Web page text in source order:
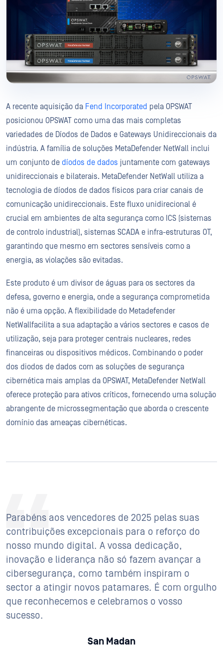
A recente aquisição da Fend Incorporated pela OPSWAT
posicionou OPSWAT como uma das mais completas
variedades de Díodos de Dados e Gateways Unidireccionais da
indústria. A família de soluções MetaDefender NetWall inclui
um conjunto de díodos de dados juntamente com gateways
unidireccionais e bilaterais. MetaDefender NetWall utiliza a
tecnologia de díodos de dados físicos para criar canais de
comunicação unidireccionais. Este fluxo unidirecional é
crucial em ambientes de alta segurança como ICS (sistemas
de controlo industrial), sistemas SCADA e infra-estruturas OT,
garantindo que mesmo em sectores sensíveis como a
energia, as violações são evitadas.
Este produto é um divisor de águas para os sectores da
defesa, governo e energia, onde a segurança comprometida
não é uma opção. A flexibilidade do Metadefender
NetWallfacilita a sua adaptação a vários sectores e casos de
utilização, seja para proteger centrais nucleares, redes
financeiras ou dispositivos médicos. Combinando o poder
dos diodos de dados com as soluções de segurança
cibernética mais amplas da OPSWAT, MetaDefender NetWall
oferece proteção para ativos críticos, fornecendo uma solução
abrangente de microssegmentação que aborda o crescente
domínio das ameaças cibernéticas.
Parabéns aos vencedores de 2025 pelas suas
contribuições excepcionais para o reforço do
nosso mundo digital. A vossa dedicação,
inovação e liderança não só fazem avançar a
cibersegurança, como também inspiram o
sector a atingir novos patamares. É com orgulho
que reconhecemos e celebramos o vosso
sucesso.
San Madan